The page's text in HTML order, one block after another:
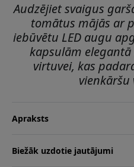
Audzējiet svaigus
tomātus mājās ar
iebūvētu LED augu
kapsulām
virtuvei, kas
vienkāršu
Apraksts
Biežāk uzdotie jautājumi